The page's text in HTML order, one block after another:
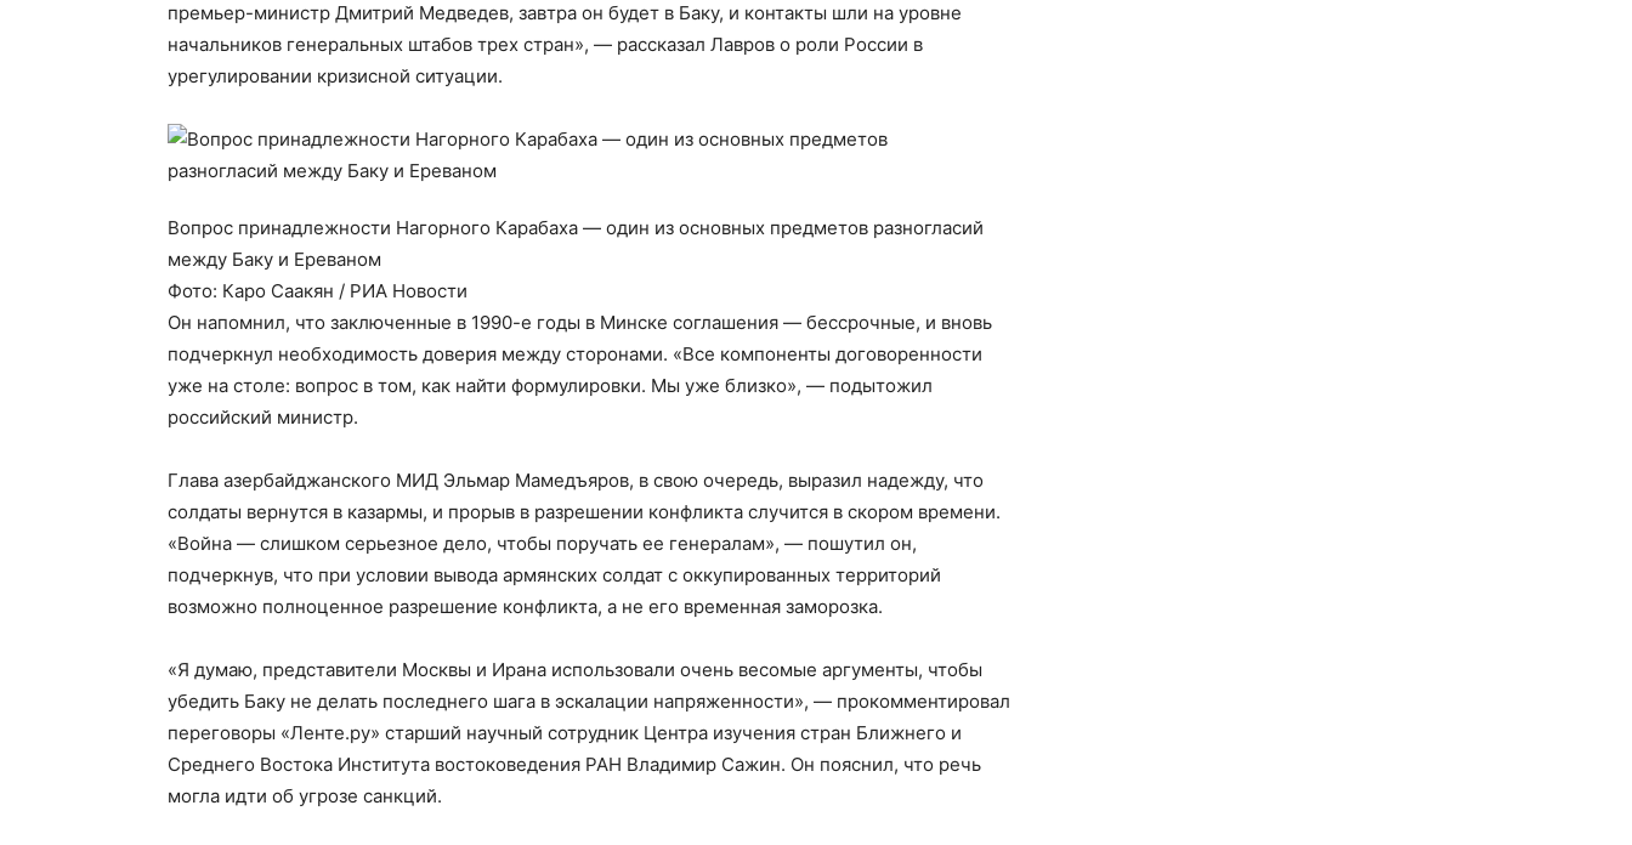
премьер-министр Дмитрий Медведев, завтра он будет в Баку, и контакты шли на уровне
начальников генеральных штабов трех стран», — рассказал Лавров о роли России в
урегулировании кризисной ситуации.
Вопрос принадлежности Нагорного Карабаха — один из основных предметов разногласий
между Баку и Ереваном
Фото: Каро Саакян / РИА Новости
Он напомнил, что заключенные в 1990-е годы в Минске соглашения — бессрочные, и вновь
подчеркнул необходимость доверия между сторонами. «Все компоненты договоренности
уже на столе: вопрос в том, как найти формулировки. Мы уже близко», — подытожил
российский министр.
Глава азербайджанского МИД Эльмар Мамедъяров, в свою очередь, выразил надежду, что
солдаты вернутся в казармы, и прорыв в разрешении конфликта случится в скором времени.
«Война — слишком серьезное дело, чтобы поручать ее генералам», — пошутил он,
подчеркнув, что при условии вывода армянских солдат с оккупированных территорий
возможно полноценное разрешение конфликта, а не его временная заморозка.
«Я думаю, представители Москвы и Ирана использовали очень весомые аргументы, чтобы
убедить Баку не делать последнего шага в эскалации напряженности», — прокомментировал
переговоры «Ленте.ру» старший научный сотрудник Центра изучения стран Ближнего и
Среднего Востока Института востоковедения РАН Владимир Сажин. Он пояснил, что речь
могла идти об угрозе санкций.